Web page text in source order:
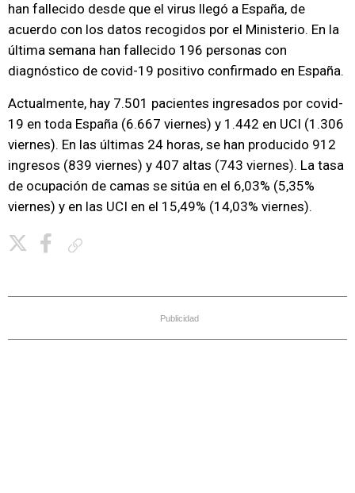
han fallecido desde que el virus llegó a España, de
acuerdo con los datos recogidos por el Ministerio. En la
última semana han fallecido 196 personas con
diagnóstico de covid-19 positivo confirmado en España.
Actualmente, hay 7.501 pacientes ingresados por covid-
19 en toda España (6.667 viernes) y 1.442 en UCI (1.306
viernes). En las últimas 24 horas, se han producido 912
ingresos (839 viernes) y 407 altas (743 viernes). La tasa
de ocupación de camas se sitúa en el 6,03% (5,35%
viernes) y en las UCI en el 15,49% (14,03% viernes).
Publicidad